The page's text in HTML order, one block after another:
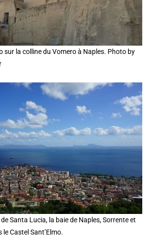
sur la colline du Vomero à Naples. Photo by
Santa Lucia, la baie de Naples, Sorrente et
le Castel Sant’Elmo.